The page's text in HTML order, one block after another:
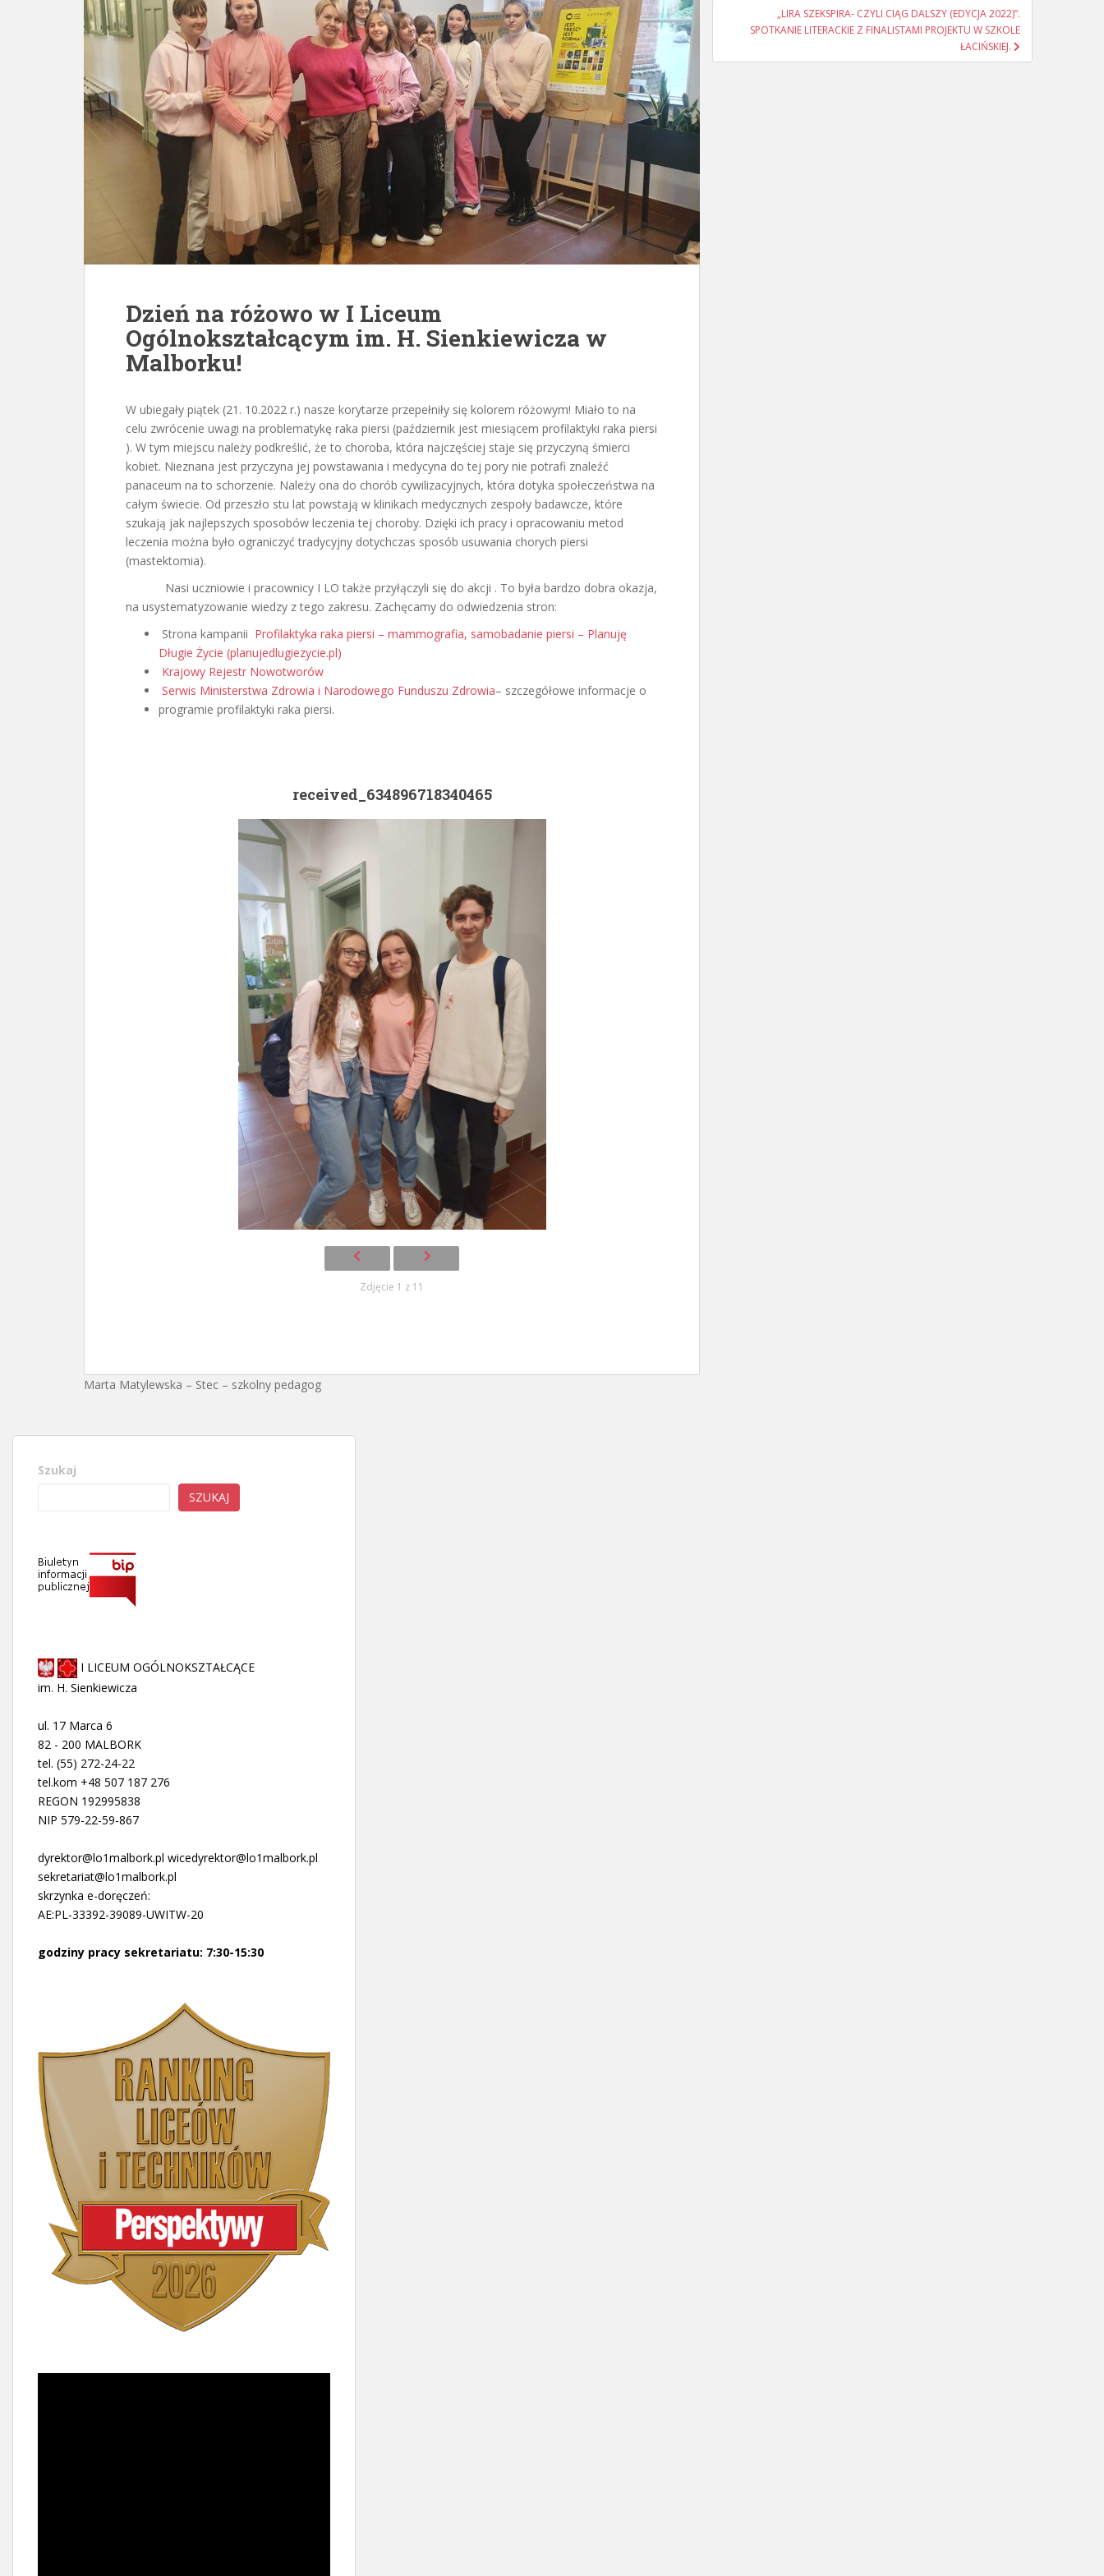
Dzień na różowo w I Liceum
Ogólnokształcącym im. H. Sienkiewicza w
Malborku!
W ubiegały piątek (21. 10.2022 r.) nasze korytarze przepełniły się kolorem różowym! Miało to na
celu zwrócenie uwagi na problematykę raka piersi (październik jest miesiącem profilaktyki raka piersi
). W tym miejscu należy podkreślić, że to choroba, która najczęściej staje się przyczyną śmierci
kobiet. Nieznana jest przyczyna jej powstawania i medycyna do tej pory nie potrafi znaleźć
panaceum na to schorzenie. Należy ona do chorób cywilizacyjnych, która dotyka społeczeństwa na
całym świecie. Od przeszło stu lat powstają w klinikach medycznych zespoły badawcze, które
szukają jak najlepszych sposobów leczenia tej choroby. Dzięki ich pracy i opracowaniu metod
leczenia można było ograniczyć tradycyjny dotychczas sposób usuwania chorych piersi
(mastektomia).
Nasi uczniowie i pracownicy I LO także przyłączyli się do akcji . To była bardzo dobra okazja,
na usystematyzowanie wiedzy z tego zakresu. Zachęcamy do odwiedzenia stron:
Strona kampanii Profilaktyka raka piersi – mammografia, samobadanie piersi – Planuję
Długie Życie (planujedlugiezycie.pl)
Krajowy Rejestr Nowotworów
Serwis Ministerstwa Zdrowia i Narodowego Funduszu Zdrowia– szczegółowe informacje o
programie profilaktyki raka piersi.
received_634896718340465
Zdjęcie 1 z 11
Marta Matylewska – Stec – szkolny pedagog
„LIRA SZEKSPIRA- CZYLI CIĄG DALSZY (EDYCJA 2022)”.
SPOTKANIE LITERACKIE Z FINALISTAMI PROJEKTU W SZKOLE
ŁACIŃSKIEJ.
Szukaj
SZUKAJ
I LICEUM OGÓLNOKSZTAŁCĄCE
im. H. Sienkiewicza
ul. 17 Marca 6
82 - 200 MALBORK
tel. (55) 272-24-22
tel.kom +48 507 187 276
REGON 192995838
NIP 579-22-59-867
dyrektor@lo1malbork.pl wicedyrektor@lo1malbork.pl
sekretariat@lo1malbork.pl
skrzynka e-doręczeń:
AE:PL-33392-39089-UWITW-20
godziny pracy sekretariatu: 7:30-15:30